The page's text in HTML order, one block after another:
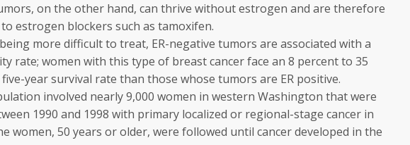
on the other hand, can thrive without estrogen and are therefore
estrogen blockers such as tamoxifen.
more difficult to treat, ER-negative tumors are associated with a
rate; women with this type of breast cancer face an 8 percent to 35
year survival rate than those whose tumors are ER positive.
involved nearly 9,000 women in western Washington that were
1990 and 1998 with primary localized or regional-stage cancer in
women, 50 years or older, were followed until cancer developed in the